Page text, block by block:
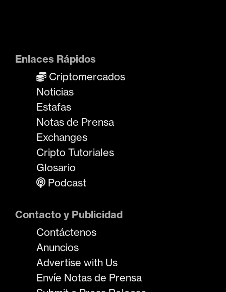
Enlaces Rápidos
Criptomercados
Noticias
Estafas
Notas de Prensa
Exchanges
Cripto Tutoriales
Glosario
Podcast
Contacto y Publicidad
Contáctenos
Anuncios
Advertise with Us
Envíe Notas de Prensa